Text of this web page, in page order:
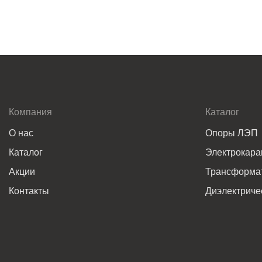
Компания
О нас
Каталог
Акции
Контакты
Каталог
Опоры ЛЭП